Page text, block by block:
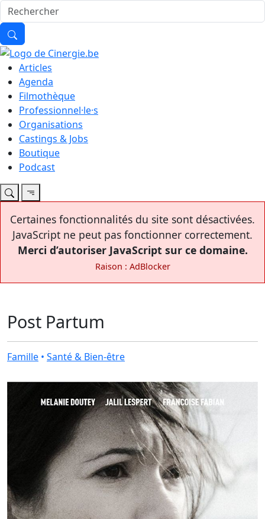
Articles
Agenda
Filmothèque
Professionnel·le·s
Organisations
Castings & Jobs
Boutique
Podcast
Certaines fonctionnalités du site sont désactivées.
JavaScript ne peut pas fonctionner correctement.
Merci d’autoriser JavaScript sur ce domaine.
Raison : AdBlocker
Post Partum
Famille • Santé & Bien-être